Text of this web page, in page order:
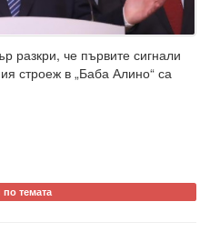
разкри, че първите сигнали
строеж в „Баба Алино“ са
темата